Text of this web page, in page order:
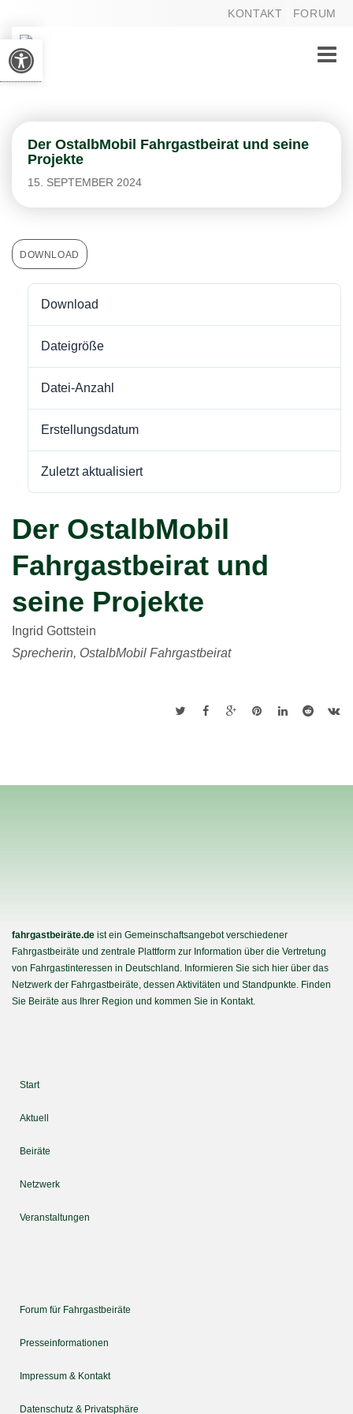
Werkzeugleiste öffnen
KONTAKT FORUM
Toggle
Der OstalbMobil Fahrgastbeirat und seine
Projekte
15. SEPTEMBER 2024
DOWNLOAD
Download
Dateigröße
Datei-Anzahl
Erstellungsdatum
Zuletzt aktualisiert
Der OstalbMobil
Fahrgastbeirat und
seine Projekte
Ingrid Gottstein
Sprecherin, OstalbMobil Fahrgastbeirat
fahrgastbeiräte.de ist ein Gemeinschaftsangebot verschiedener
Fahrgastbeiräte und zentrale Plattform zur Information über die Vertretung
von Fahrgastinteressen in Deutschland. Informieren Sie sich hier über das
Netzwerk der Fahrgastbeiräte, dessen Aktivitäten und Standpunkte. Finden
Sie Beiräte aus Ihrer Region und kommen Sie in Kontakt.
Start
Aktuell
Beiräte
Netzwerk
Veranstaltungen
Forum für Fahrgastbeiräte
Presseinformationen
Impressum & Kontakt
Datenschutz & Privatsphäre